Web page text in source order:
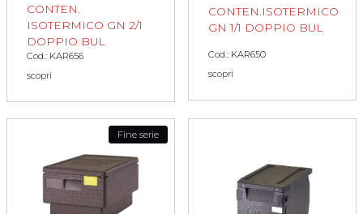
CONTEN.
ISOTERMICO GN 2/1
DOPPIO BUL
Cod.: KAR656
scopri
CONTEN.ISOTERMICO
GN 1/1 DOPPIO BUL
Cod.: KAR650
scopri
Fine serie